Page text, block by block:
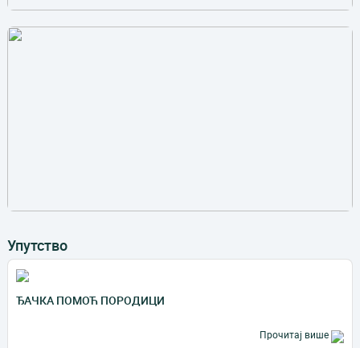
Упутство
ЂАЧКА ПОМОЋ ПОРОДИЦИ
Прочитај више